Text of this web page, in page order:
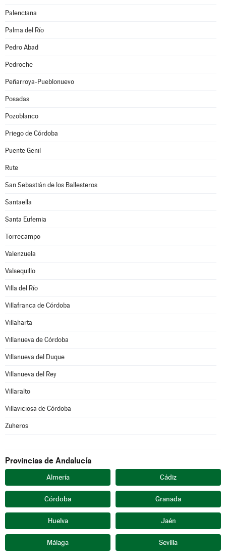
Palenciana
Palma del Río
Pedro Abad
Pedroche
Peñarroya-Pueblonuevo
Posadas
Pozoblanco
Priego de Córdoba
Puente Genil
Rute
San Sebastián de los Ballesteros
Santaella
Santa Eufemia
Torrecampo
Valenzuela
Valsequillo
Villa del Río
Villafranca de Córdoba
Villaharta
Villanueva de Córdoba
Villanueva del Duque
Villanueva del Rey
Villaralto
Villaviciosa de Córdoba
Zuheros
Provincias de Andalucía
Almería Cádiz
Córdoba Granada
Huelva Jaén
Málaga Sevilla